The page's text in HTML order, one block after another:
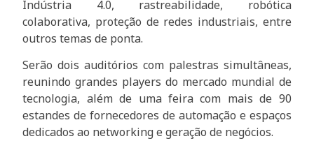
Indústria 4.0, rastreabilidade, robótica
colaborativa, proteção de redes industriais, entre
outros temas de ponta.
Serão dois auditórios com palestras simultâneas,
reunindo grandes players do mercado mundial de
tecnologia, além de uma feira com mais de 90
estandes de fornecedores de automação e espaços
dedicados ao networking e geração de negócios.